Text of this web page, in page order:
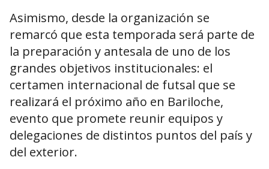
Asimismo, desde la organización se
remarcó que esta temporada será parte de
la preparación y antesala de uno de los
grandes objetivos institucionales: el
certamen internacional de futsal que se
realizará el próximo año en Bariloche,
evento que promete reunir equipos y
delegaciones de distintos puntos del país y
del exterior.